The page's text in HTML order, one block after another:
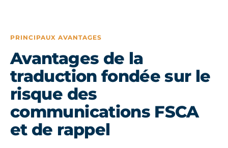
PRINCIPAUX AVANTAGES
Avantages de la
traduction fondée sur le
risque des
communications FSCA
et de rappel